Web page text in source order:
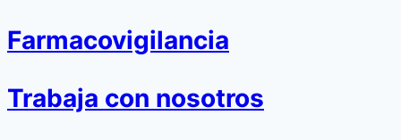
Farmacovigilancia
Trabaja con nosotros